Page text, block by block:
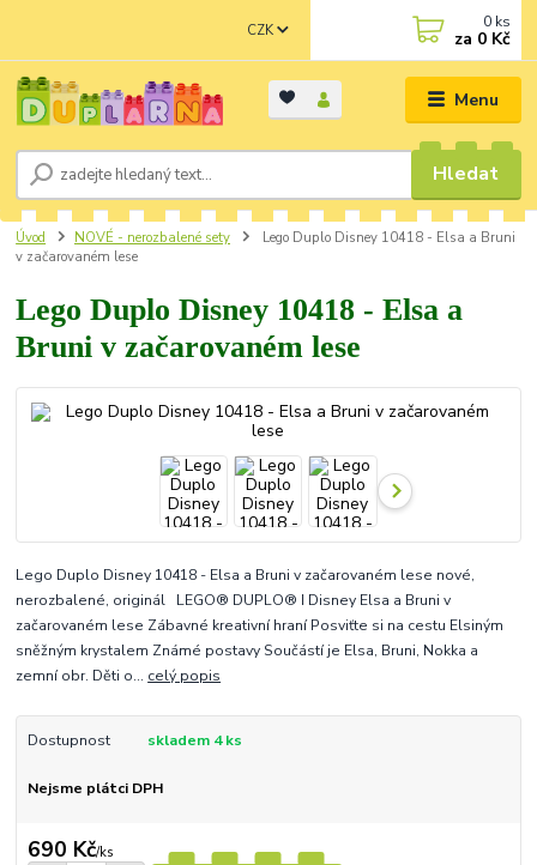
Menu
CZK
Hledat
0 ks
za 0 Kč
Úvod NOVÉ - nerozbalené sety
Lego Duplo Disney 10418 - Elsa a Bruni
v začarovaném lese
Lego Duplo Disney 10418 - Elsa a
Bruni v začarovaném lese
Lego Duplo Disney 10418 - Elsa a Bruni v začarovaném lese nové,
nerozbalené, originál LEGO® DUPLO® ǀ Disney Elsa a Bruni v
začarovaném lese Zábavné kreativní hraní Posviťte si na cestu Elsiným
sněžným krystalem Známé postavy Součástí je Elsa, Bruni, Nokka a
zemní obr. Děti o... celý popis
Dostupnost skladem 4 ks
Nejsme plátci DPH
690 Kč/ks